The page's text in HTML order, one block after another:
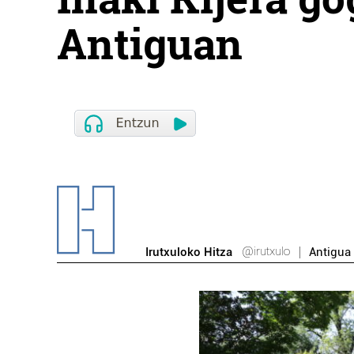
Antiguan
Irutxuloko Hitza @irutxulo Antigua